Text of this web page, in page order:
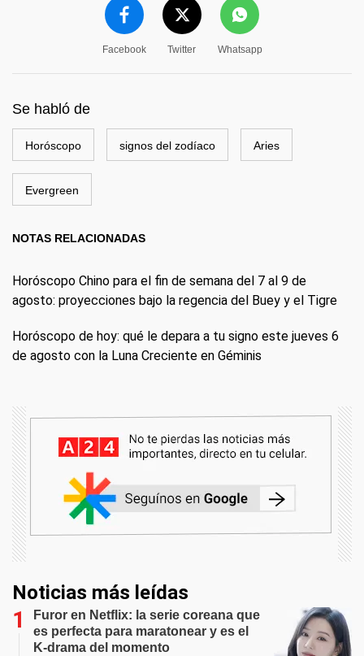
Facebook Twitter Whatsapp
Se habló de
Horóscopo signos del zodíaco Aries
Evergreen
NOTAS RELACIONADAS
Horóscopo Chino para el fin de semana del 7 al 9 de
agosto: proyecciones bajo la regencia del Buey y el Tigre
Horóscopo de hoy: qué le depara a tu signo este jueves 6
de agosto con la Luna Creciente en Géminis
Noticias más leídas
Furor en Netflix: la serie coreana que
es perfecta para maratonear y es el
K-drama del momento